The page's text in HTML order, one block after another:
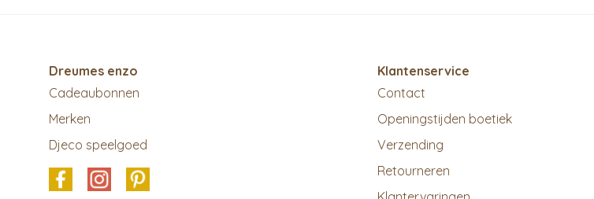
Dreumes enzo
Cadeaubonnen
Merken
Djeco speelgoed
Klantenservice
Contact
Openingstijden boetiek
Verzending
Retourneren